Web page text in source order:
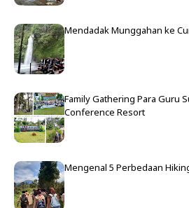
Mendadak Munggahan ke
Family Gathering Para Guru
Conference Resort
Mengenal 5 Perbedaan